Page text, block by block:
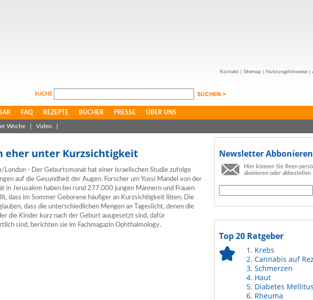
Kontakt Sitemap Nutzungshinweise
SUCHE
FAQ REZEPTE BÜCHER PRESSE ÜBER UNS
Woche Video
eher unter Kurzsichtigkeit
London - Der Geburtsmonat hat einer israelischen Studie zufolge
auf die Gesundheit der Augen. Forscher um Yossi Mandel von der
in Jerusalem haben bei rund 277.000 jungen Männern und Frauen
dass im Sommer Geborene häufiger an Kurzsichtigkeit litten. Die
dass die unterschiedlichen Mengen an Tageslicht, denen die
die Kinder kurz nach der Geburt ausgesetzt sind, dafür
sind, berichten sie im Fachmagazin Ophthalmology.
Newsletter Abbonieren
Hier können Sie Ihren
abonieren oder abbestellen
Top 20 Ratgeber
Krebs
Cannabis auf
Schmerzen
Haut
Diabetes Mellitus
Rheuma